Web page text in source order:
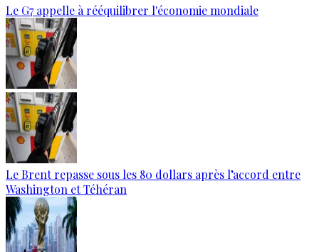
Le G7 appelle à rééquilibrer l'économie mondiale
Le Brent repasse sous les 80 dollars après l’accord entre
Washington et Téhéran